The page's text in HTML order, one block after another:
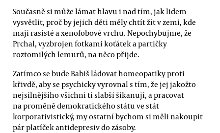
Současně si může lámat hlavu i nad tím, jak lidem
vysvětlit, proč by jejich děti měly chtít žít v zemi, kde
mají rasisté a xenofobové vrchu. Nepochybujme, že
Prchal, vyzbrojen fotkami koťátek a partičky
roztomilých lemurů, na něco přijde.
Zatímco se bude Babiš ládovat homeopatiky proti
křivdě, aby se psychicky vyrovnal s tím, že jej jakožto
nejsilnějšího všichni ti slabší šikanují, a pracovat
na proměně demokratického státu ve stát
korporativistický, my ostatní bychom si měli nakoupit
pár platíček antidepresiv do zásoby.